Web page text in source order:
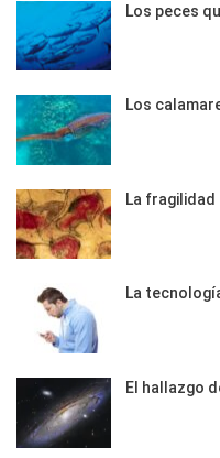
Los peces
Los
La fragilidad
La
El hallazgo